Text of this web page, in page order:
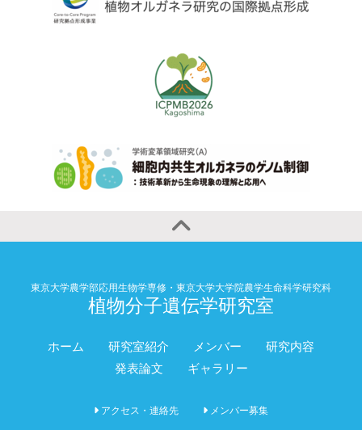
東京大学農学部応用生物学専修・東京大学大学院農学生命科学研究科
植物分子遺伝学研究室
ホーム 研究室紹介 メンバー
研究内容
発表論文
ギャラリー
アクセス・連絡先 メンバー募集